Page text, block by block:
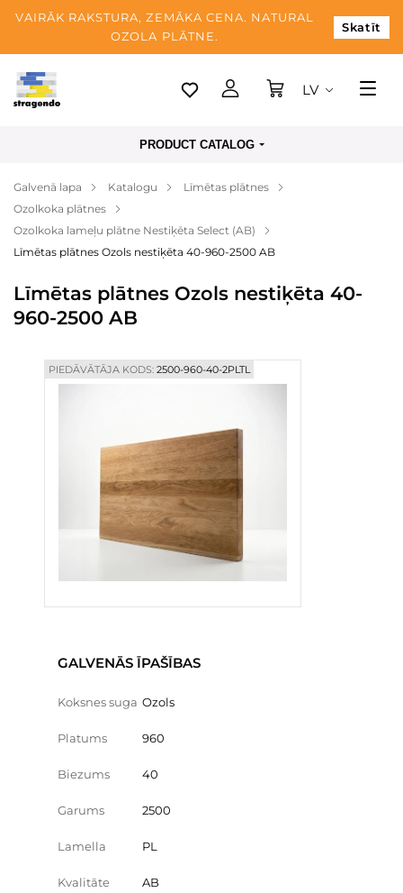
VAIRĀK RAKSTURA, ZEMĀKA CENA. NATURAL
OZOLA PLĀTNE.
Skatīt
Tallina
Apmaksa
Par mums
Blogs
Kontaktinformācija
LV
PRODUCT CATALOG
Galvenā lapa Katalogu
Līmētas plātnes
Ozolkoka plātnes
Ozolkoka lameļu plātne Nestiķēta Select (AB)
Līmētas plātnes Ozols nestiķēta 40-960-2500 AB
Līmētas plātnes Ozols nestiķēta 40-
960-2500 AB
PIEDĀVĀTĀJA KODS:2500-960-40-2PLTL
GALVENĀS ĪPAŠĪBAS
Koksnes suga Ozols
Platums 960
Biezums 40
Garums 2500
Lamella PL
Kvalitāte AB